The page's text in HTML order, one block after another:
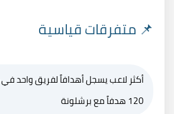
📌 متفرقات قياسية
أكثر لاعب يسجل أهدافاً لفريق واحد في
120 هدفاً مع برشلونة